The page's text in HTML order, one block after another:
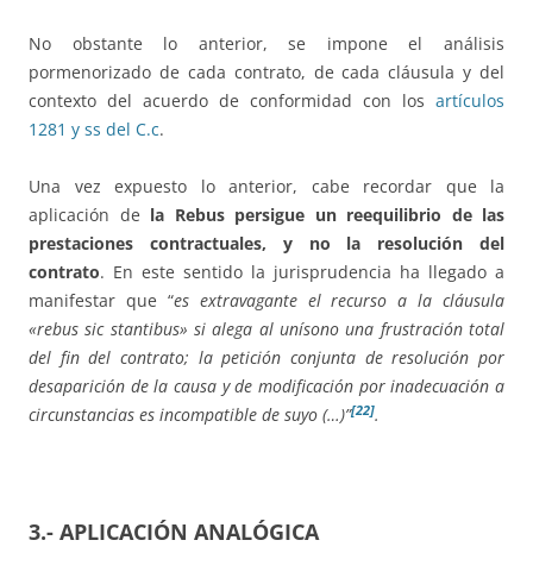
No obstante lo anterior, se impone el análisis
pormenorizado de cada contrato, de cada cláusula y del
contexto del acuerdo de conformidad con los artículos
1281 y ss del C.c.
Una vez expuesto lo anterior, cabe recordar que la
aplicación de la Rebus persigue un reequilibrio de las
prestaciones contractuales, y no la resolución del
contrato. En este sentido la jurisprudencia ha llegado a
manifestar que “es extravagante el recurso a la cláusula
«rebus sic stantibus» si alega al unísono una frustración total
del fin del contrato; la petición conjunta de resolución por
desaparición de la causa y de modificación por inadecuación a
circunstancias es incompatible de suyo (…)”[22].
3.- APLICACIÓN ANALÓGICA